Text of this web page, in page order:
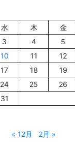
水 木 金
3 4 5
10 11 12
17 18 19
24 25 26
31
« 12月 2月 »